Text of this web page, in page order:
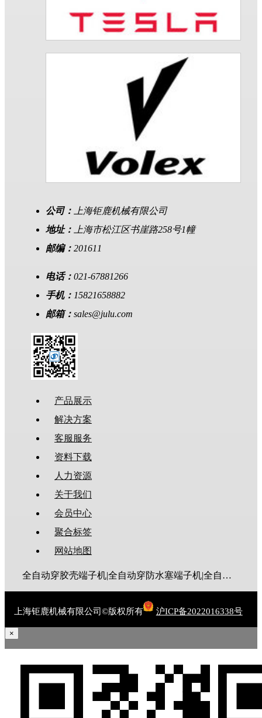
公司：
上海钜鹿机械有限公司
地址：
上海市松江区书崖路258号1幢
邮编： 201611
电话： 021-67881266
手机： 15821658882
邮箱： sales@julu.com
产品展示
解决方案
客服服务
资料下载
人力资源
关于我们
会员中心
聚合标签
网站地图
全自动穿胶壳端子机|全自动穿防水塞端子机|全自动穿热缩管端子机|全自动穿护套端子机|全自动穿号码管端子机|全自动端子机|全自动穿防水栓端子机|端子压着机|端子压接机|静音端子机|多芯线端子机|护套线端子机|全自动排线端子机|新能源大平方压接机|电脑剥线机|自动剥线机|裁线机|剥线机
上海钜鹿机械有限公司©版权所有 沪ICP备2022016338号
×